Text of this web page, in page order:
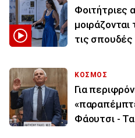
Φοιτήτριες
τις
ΚΟΣΜΟΣ
Για
Φάουτσι -